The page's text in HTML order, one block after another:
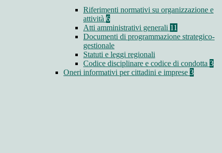
Riferimenti normativi su organizzazione e
attività 6
Atti amministrativi generali 11
Documenti di programmazione strategico-
gestionale
Statuti e leggi regionali
Codice disciplinare e codice di condotta 3
Oneri informativi per cittadini e imprese 3